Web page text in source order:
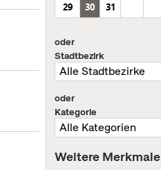
29
30 31
oder
Stadtbezirk
oder
Kategorie
Weitere Merkmale